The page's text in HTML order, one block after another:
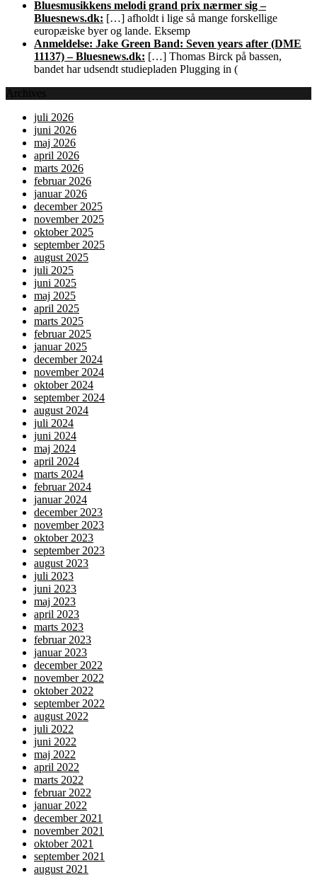
Bluesmusikkens melodi grand prix nærmer sig –
Bluesnews.dk: […] afholdt i lige så mange forskellige
europæiske byer og lande. Eksemp
Anmeldelse: Jake Green Band: Seven years after (DME
11137) – Bluesnews.dk: […] Thomas Birck på bassen,
bandet har udsendt studiepladen Plugging in (
Archives
juli 2026
juni 2026
maj 2026
april 2026
marts 2026
februar 2026
januar 2026
december 2025
november 2025
oktober 2025
september 2025
august 2025
juli 2025
juni 2025
maj 2025
april 2025
marts 2025
februar 2025
januar 2025
december 2024
november 2024
oktober 2024
september 2024
august 2024
juli 2024
juni 2024
maj 2024
april 2024
marts 2024
februar 2024
januar 2024
december 2023
november 2023
oktober 2023
september 2023
august 2023
juli 2023
juni 2023
maj 2023
april 2023
marts 2023
februar 2023
januar 2023
december 2022
november 2022
oktober 2022
september 2022
august 2022
juli 2022
juni 2022
maj 2022
april 2022
marts 2022
februar 2022
januar 2022
december 2021
november 2021
oktober 2021
september 2021
august 2021